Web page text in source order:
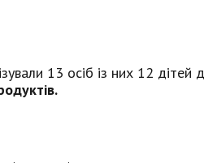
13 осіб із них 12 дітей